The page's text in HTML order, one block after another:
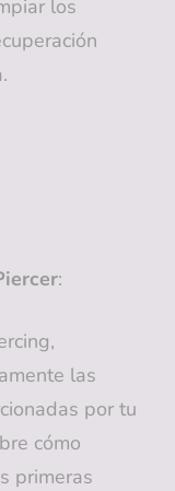
los
:
las
por tu
cómo
primeras